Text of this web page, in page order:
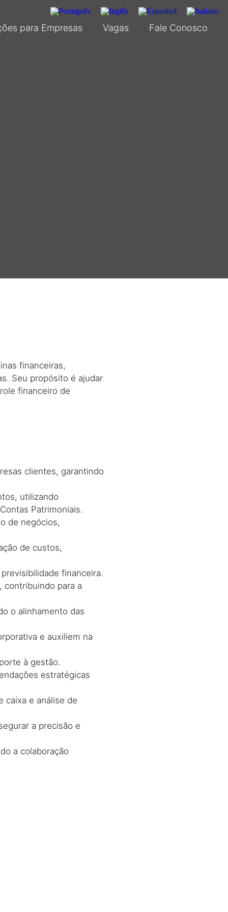
para Empresas Vagas Fale Conosco
financeiras,
Seu propósito é ajudar
financeiro de
clientes, garantindo
utilizando
Patrimoniais.
de negócios,
de custos,
financeira.
contribuindo para a
o alinhamento das
e auxiliem na
à gestão.
estratégicas
caixa e análise de
a precisão e
a colaboração